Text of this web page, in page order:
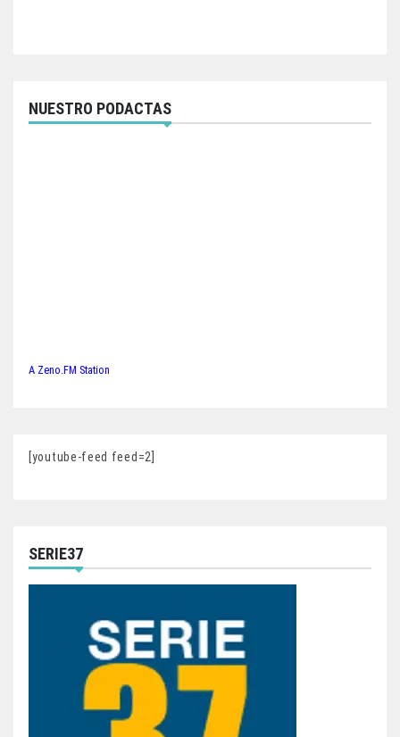
NUESTRO PODACTAS
A Zeno.FM Station
[youtube-feed feed=2]
SERIE37